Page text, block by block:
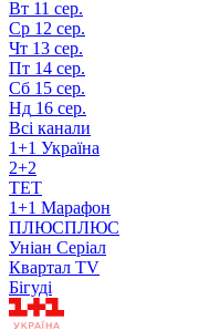
Вт 11 сер.
Ср 12 сер.
Чт 13 сер.
Пт 14 сер.
Сб 15 сер.
Нд 16 сер.
Всі канали
1+1 Україна
2+2
TET
1+1 Марафон
ПЛЮСПЛЮС
Уніан Серіал
Квартал TV
Бігуді